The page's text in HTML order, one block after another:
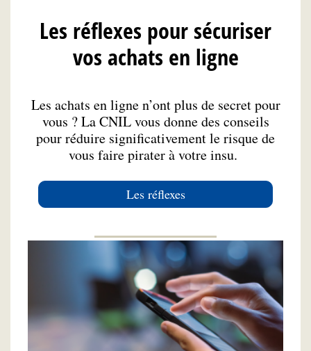
Les réflexes pour sécuriser
vos achats en ligne
Les achats en ligne n’ont plus de secret pour
vous ? La CNIL vous donne des conseils
pour réduire significativement le risque de
vous faire pirater à votre insu.
Les réflexes